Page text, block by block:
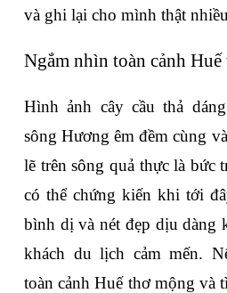
và ghi lại cho mình thật
Ngắm nhìn toàn cảnh
Hình ảnh cây cầu thả
sông Hương êm đềm cùng
lẽ trên sông quả thực là bức
có thể chứng kiến khi tới
bình dị và nét đẹp dịu dàng
khách du lịch cảm mến.
toàn cảnh Huế thơ mộng và